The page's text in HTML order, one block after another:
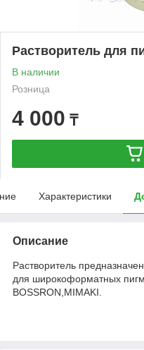
Растворитель для
В наличии
Розница
4 000 ₸
Характеристики
Описание
Растворитель
для широкоформатных
BOSSRON,MIMAKI.